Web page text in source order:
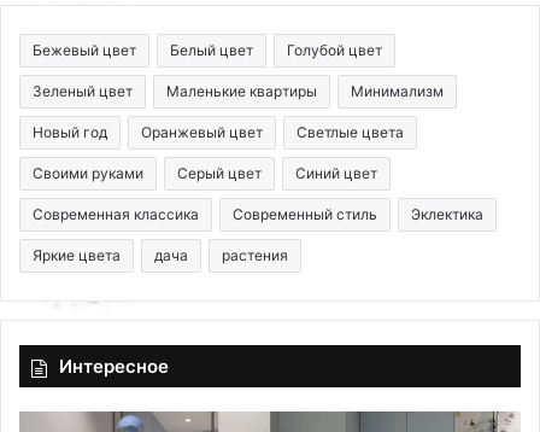
Бежевый цвет Белый цвет Голубой цвет
Зеленый цвет Маленькие квартиры Минимализм
Новый год Оранжевый цвет Светлые цвета
Своими руками Серый цвет Синий цвет
Современная классика Современный стиль Эклектика
Яркие цвета дача растения
Интересное